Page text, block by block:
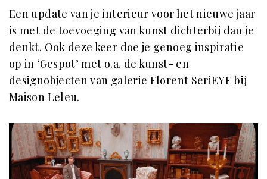
Een update van je interieur voor het nieuwe jaar
is met de toevoeging van kunst dichterbij dan je
denkt. Ook deze keer doe je genoeg inspiratie
op in ‘Gespot’ met o.a. de kunst- en
designobjecten van galerie Florent SeriEYE bij
Maison Leleu.